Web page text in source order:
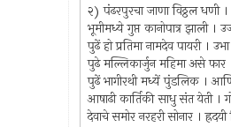
२) पंढरपुरचा जाणा विठ्ठल धणी
भूमीमध्ये गुप्त कानोपात्र झाली ।
पुढें हो प्रतिमा नामदेव पायरी ।
पुढे मल्लिकार्जुन महिमा असे
पुढें भागीरथी मध्यें पुंडलिक ।
आषाढी कार्तिकी साधु संत येती
देवाचे समोर नरहरी सोनार ।